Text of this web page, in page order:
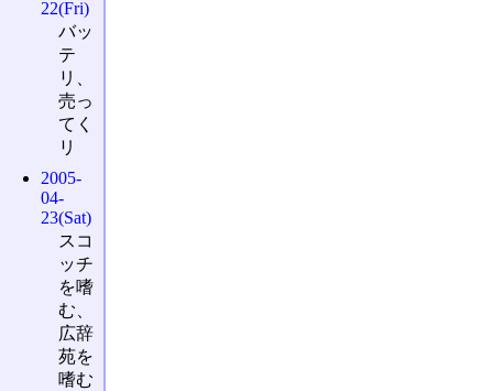
22(Fri)
バッ
テ
リ、
売っ
てく
リ
2005-
04-
23(Sat)
スコ
ッチ
を嗜
む、
広辞
苑を
嗜む